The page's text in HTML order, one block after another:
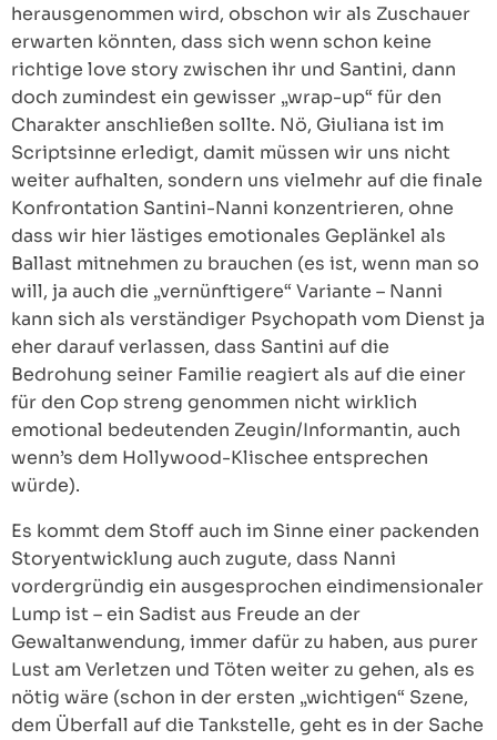
herausgenommen wird, obschon wir als Zuschauer
erwarten könnten, dass sich wenn schon keine
richtige love story zwischen ihr und Santini, dann
doch zumindest ein gewisser „wrap-up“ für den
Charakter anschließen sollte. Nö, Giuliana ist im
Scriptsinne erledigt, damit müssen wir uns nicht
weiter aufhalten, sondern uns vielmehr auf die finale
Konfrontation Santini-Nanni konzentrieren, ohne
dass wir hier lästiges emotionales Geplänkel als
Ballast mitnehmen zu brauchen (es ist, wenn man so
will, ja auch die „vernünftigere“ Variante – Nanni
kann sich als verständiger Psychopath vom Dienst ja
eher darauf verlassen, dass Santini auf die
Bedrohung seiner Familie reagiert als auf die einer
für den Cop streng genommen nicht wirklich
emotional bedeutenden Zeugin/Informantin, auch
wenn’s dem Hollywood-Klischee entsprechen
würde).
Es kommt dem Stoff auch im Sinne einer packenden
Storyentwicklung auch zugute, dass Nanni
vordergründig ein ausgesprochen eindimensionaler
Lump ist – ein Sadist aus Freude an der
Gewaltanwendung, immer dafür zu haben, aus purer
Lust am Verletzen und Töten weiter zu gehen, als es
nötig wäre (schon in der ersten „wichtigen“ Szene,
dem Überfall auf die Tankstelle, geht es in der Sache